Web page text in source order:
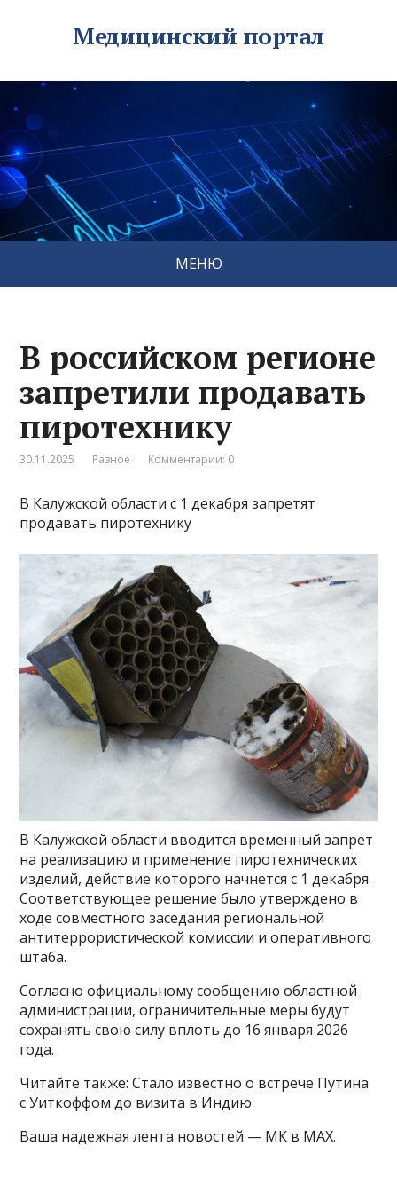
Медицинский портал
МЕНЮ
В российском регионе
запретили продавать
пиротехнику
30.11.2025 Разное Комментарии: 0
В Калужской области с 1 декабря запретят
продавать пиротехнику
В Калужской области вводится временный запрет
на реализацию и применение пиротехнических
изделий, действие которого начнется с 1 декабря.
Соответствующее решение было утверждено в
ходе совместного заседания региональной
антитеррористической комиссии и оперативного
штаба.
Согласно официальному сообщению областной
администрации, ограничительные меры будут
сохранять свою силу вплоть до 16 января 2026
года.
Читайте также: Стало известно о встрече Путина
с Уиткоффом до визита в Индию
Ваша надежная лента новостей — МК в MAX.